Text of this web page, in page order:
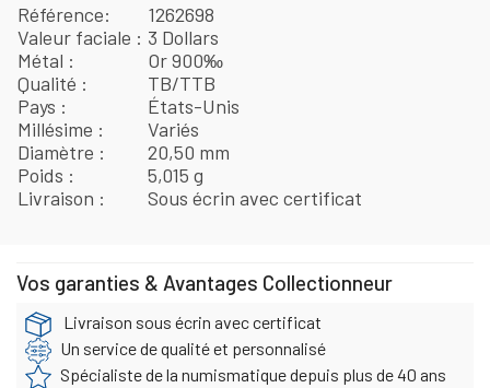
Référence
1262698
Valeur faciale
3 Dollars
Métal
Or 900‰
Qualité
TB/TTB
Pays
États-Unis
Millésime
Variés
Diamètre
20,50 mm
Poids
5,015 g
Livraison
Sous écrin avec certificat
Vos garanties & Avantages Collectionneur
Livraison sous écrin avec certificat
Un service de qualité et personnalisé
Spécialiste de la numismatique depuis plus de 40 ans